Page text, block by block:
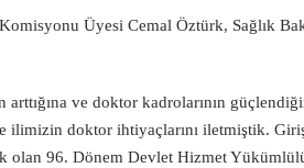
Üyesi Cemal Öztürk, Sağlık
arttığına ve doktor kadrolarının
ilimizin doktor ihtiyaçlarını iletmiştik.
olan 96. Dönem Devlet Hizmet